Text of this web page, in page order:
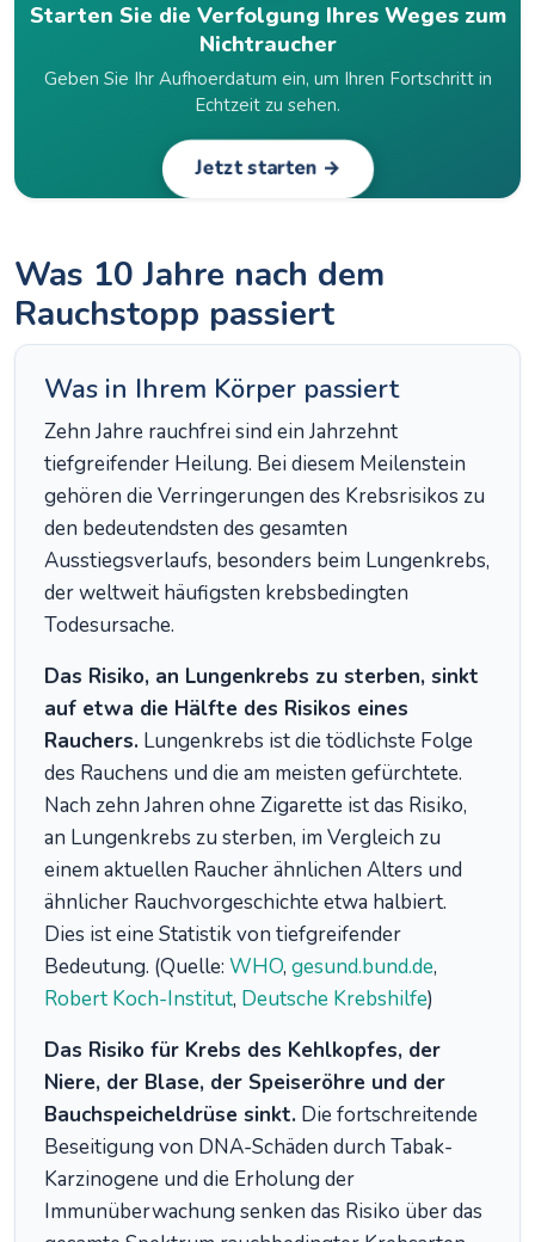
Starten Sie die Verfolgung Ihres Weges zum
Nichtraucher
Geben Sie Ihr Aufhoerdatum ein, um Ihren Fortschritt in
Echtzeit zu sehen.
Jetzt starten →
Was 10 Jahre nach dem
Rauchstopp passiert
Was in Ihrem Körper passiert
Zehn Jahre rauchfrei sind ein Jahrzehnt
tiefgreifender Heilung. Bei diesem Meilenstein
gehören die Verringerungen des Krebsrisikos zu
den bedeutendsten des gesamten
Ausstiegsverlaufs, besonders beim Lungenkrebs,
der weltweit häufigsten krebsbedingten
Todesursache.
Das Risiko, an Lungenkrebs zu sterben, sinkt
auf etwa die Hälfte des Risikos eines
Rauchers. Lungenkrebs ist die tödlichste Folge
des Rauchens und die am meisten gefürchtete.
Nach zehn Jahren ohne Zigarette ist das Risiko,
an Lungenkrebs zu sterben, im Vergleich zu
einem aktuellen Raucher ähnlichen Alters und
ähnlicher Rauchvorgeschichte etwa halbiert.
Dies ist eine Statistik von tiefgreifender
Bedeutung. (Quelle: WHO, gesund.bund.de,
Robert Koch-Institut, Deutsche Krebshilfe)
Das Risiko für Krebs des Kehlkopfes, der
Niere, der Blase, der Speiseröhre und der
Bauchspeicheldrüse sinkt. Die fortschreitende
Beseitigung von DNA-Schäden durch Tabak-
Karzinogene und die Erholung der
Immunüberwachung senken das Risiko über das